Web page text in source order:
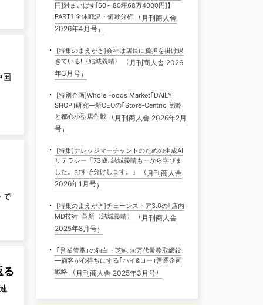
国
で
る
円]対まいばす[60～80坪68万4000円]】
PART1 全体戦況・俯瞰分析 （ 月刊商人舎
2026年4月号）
・ [特集のまえがき]会社は店長に負担を掛け過
ぎている!〈結城義晴〉 （ 月刊商人舎 2026
年3月号）
・ [特別企画]Whole Foods Market｢DAILY
SHOP｣研究―新CEOの｢Store-Centric｣戦略
と都心小型店作戦 （ 月刊商人舎 2026年2月
号）
・ [特集]ナレッジマーチャントのための生成AI
リテラシー「73歳､結城義晴も一から学びま
した。おすそ分けします。」 （ 月刊商人舎
2026年1月号）
・ [特集のまえがき]チェーンストア3.0の｢店内
MD技術｣革新〈結城義晴〉 （ 月刊商人舎
2025年8月号）
・ ｢営業管掌｣の独白・芝純 ㈱万代常務取締役
―顧客が心待ちにする｢ハイ&ロー｣営業企画
戦略 （ 月刊商人舎 2025年3月号）